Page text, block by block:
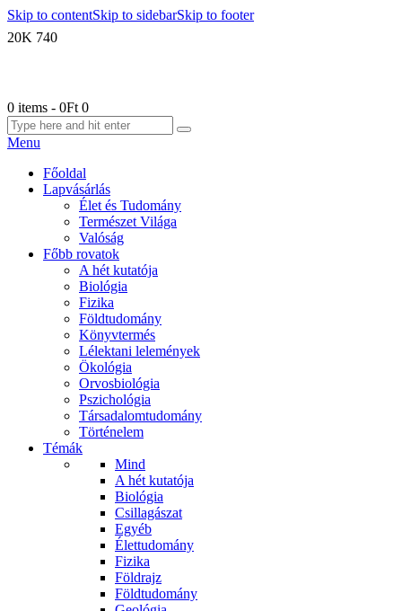
Skip to contentSkip to sidebarSkip to footer
20K 740
0 items - 0Ft 0
Menu
Főoldal
Lapvásárlás
Élet és Tudomány
Természet Világa
Valóság
Főbb rovatok
A hét kutatója
Biológia
Fizika
Földtudomány
Könyvtermés
Lélektani lelemények
Ökológia
Orvosbiológia
Pszichológia
Társadalomtudomány
Történelem
Témák
Mind
A hét kutatója
Biológia
Csillagászat
Egyéb
Élettudomány
Fizika
Földrajz
Földtudomány